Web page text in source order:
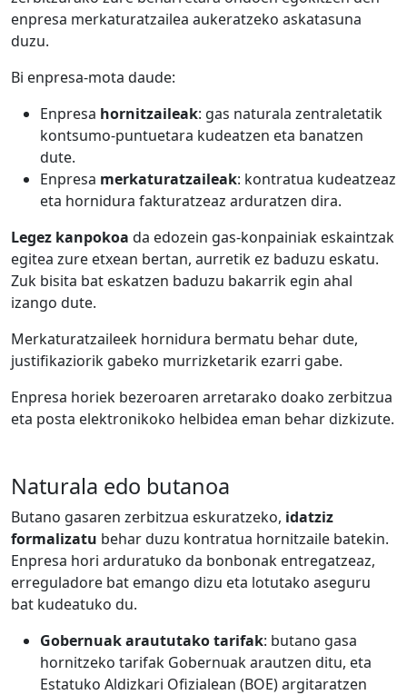
enpresa merkaturatzailea aukeratzeko askatasuna
duzu.
Bi enpresa-mota daude:
Enpresa hornitzaileak: gas naturala zentraletatik
kontsumo-puntuetara kudeatzen eta banatzen
dute.
Enpresa merkaturatzaileak: kontratua kudeatzeaz
eta hornidura fakturatzeaz arduratzen dira.
Legez kanpokoa da edozein gas-konpainiak eskaintzak
egitea zure etxean bertan, aurretik ez baduzu eskatu.
Zuk bisita bat eskatzen baduzu bakarrik egin ahal
izango dute.
Merkaturatzaileek hornidura bermatu behar dute,
justifikaziorik gabeko murrizketarik ezarri gabe.
Enpresa horiek bezeroaren arretarako doako zerbitzua
eta posta elektronikoko helbidea eman behar dizkizute.
Naturala edo butanoa
Butano gasaren zerbitzua eskuratzeko, idatziz
formalizatu behar duzu kontratua hornitzaile batekin.
Enpresa hori arduratuko da bonbonak entregatzeaz,
erreguladore bat emango dizu eta lotutako aseguru
bat kudeatuko du.
Gobernuak araututako tarifak: butano gasa
hornitzeko tarifak Gobernuak arautzen ditu, eta
Estatuko Aldizkari Ofizialean (BOE) argitaratzen